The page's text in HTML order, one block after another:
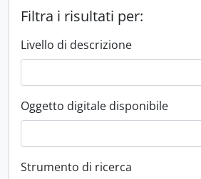
Filtra i risultati per:
Livello di descrizione
Oggetto digitale disponibile
Strumento di ricerca